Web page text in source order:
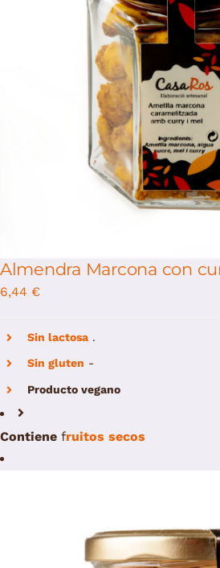
Select options
Almendra Marcona con
6,44 €
Sin lactosa.
Sin gluten -
Producto vegano
Contiene fruitos secos